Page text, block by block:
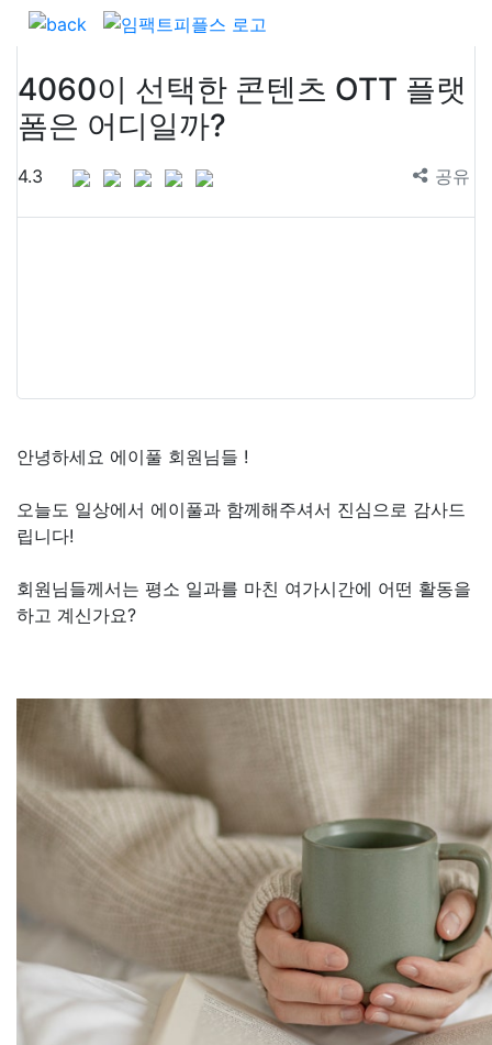
4060이 선택한 콘텐츠 OTT 플랫
폼은 어디일까?
4.3 공유
안녕하세요 에이풀 회원님들 !
오늘도 일상에서 에이풀과 함께해주셔서 진심으로 감사드
립니다!
회원님들께서는 평소 일과를 마친 여가시간에 어떤 활동을
하고 계신가요?